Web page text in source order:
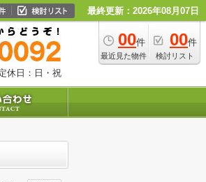
最終更新：2026年08月07日
00件
最近見た物件
00件
検討リスト
休日：日・祝